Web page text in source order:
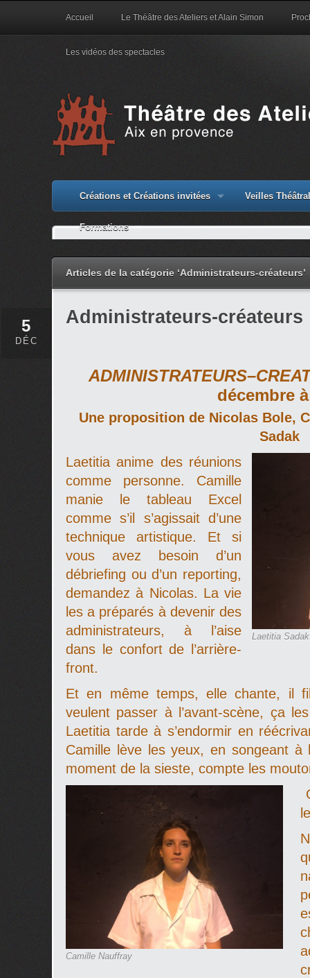
Accueil Le Théâtre des Ateliers et Alain Simon
Les vidéos des spectacles
Créations et Créations invitées Veilles
Formations
Articles de la catégorie ‘Administrateurs-créateurs’
5
DÉC
Administrateurs-créateurs
décembre
Une proposition de Nicolas Bole,
Sadak
Laetitia Sadak
Laetitia anime des réunions
comme personne. Camille
manie le tableau Excel
comme s’il s’agissait d’une
technique artistique. Et si
vous avez besoin d’un
débriefing ou d’un reporting,
demandez à Nicolas. La vie
les a préparés à devenir des
administrateurs, à l’aise
dans le confort de l’arrière-
front.
Et en même temps, elle chante, il
veulent passer à l’avant-scène, ça
Laetitia tarde à s’endormir en
Camille lève les yeux, en songeant
moment de la sieste, compte les
Camille Nauffray
N